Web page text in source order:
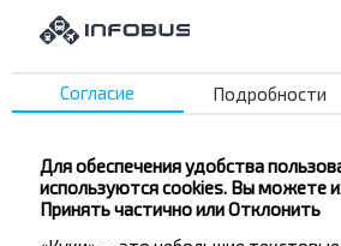
Хотите
путешествовать
Не пропусти специальные
другие интересные
Согласие Подробности
Для обеспечения удобства
используются cookies. Вы можете
Принять частично или Отклонить